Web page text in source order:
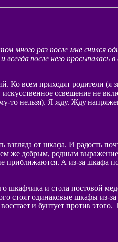
много раз после мне
всегда после него
всем приходят родители (я
освещение не
то нельзя). Я жду. Жду
от шкафа. И радость
же добрым, родным
приближаются. А из-за шкафа
шкафчика и стола постовой
стоят одинаковые шкафы
и бунтует против